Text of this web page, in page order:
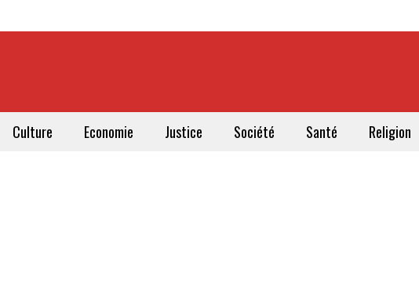
Culture Economie Justice Société Santé Religion